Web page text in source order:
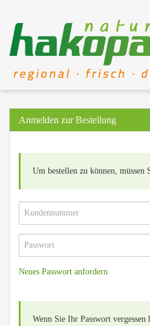
Anmelden zur Bestellung
Um bestellen zu können,
Neues Passwort anfordern
Wenn Sie Ihr Passwort